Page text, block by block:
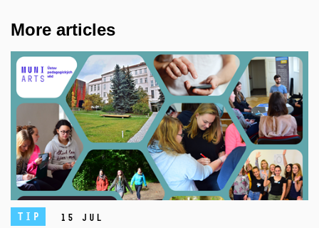
More articles
TIP 15 Jul